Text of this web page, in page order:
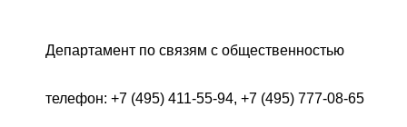
Департамент по связям с общественностью
телефон: +7 (495) 411-55-94, +7 (495) 777-08-65